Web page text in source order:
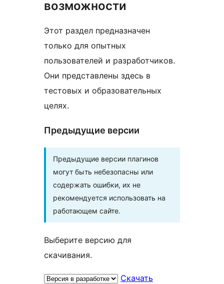
возможности
Этот раздел предназначен
только для опытных
пользователей и разработчиков.
Они представлены здесь в
тестовых и образовательных
целях.
Предыдущие версии
Предыдущие версии плагинов
могут быть небезопасны или
содержать ошибки, их не
рекомендуется использовать на
работающем сайте.
Выберите версию для
скачивания.
Скачать